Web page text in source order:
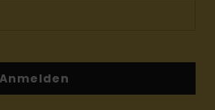
Anmelden